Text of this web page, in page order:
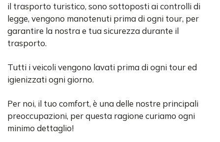
il trasporto turistico, sono sottoposti ai controlli di
legge, vengono manotenuti prima di ogni tour, per
garantire la nostra e tua sicurezza durante il
trasporto.
Tutti i veicoli vengono lavati prima di ogni tour ed
igienizzati ogni giorno.
Per noi, il tuo comfort, è una delle nostre principali
preoccupazioni, per questa ragione curiamo ogni
minimo dettaglio!